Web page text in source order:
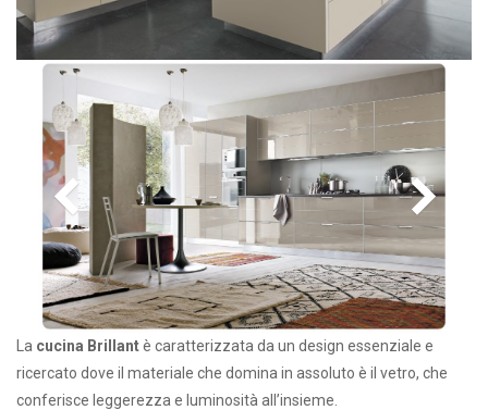
La cucina Brillantè caratterizzata da un design essenziale e
ricercato dove il materiale che domina in assoluto è il vetro, che
conferisce leggerezza e luminosità all’insieme.